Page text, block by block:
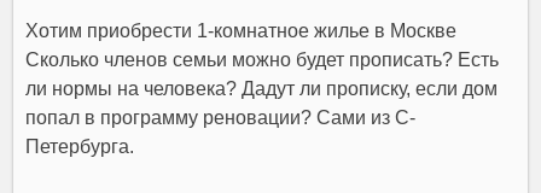
Хотим приобрести 1-комнатное жилье в Москве
Сколько членов семьи можно будет прописать? Есть
ли нормы на человека? Дадут ли прописку, если дом
попал в программу реновации? Сами из С-
Петербурга.